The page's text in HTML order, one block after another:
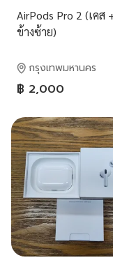
AirPods Pro 2 (เคส
ข้างซ้าย)
กรุงเทพมหานคร
฿ 2,000